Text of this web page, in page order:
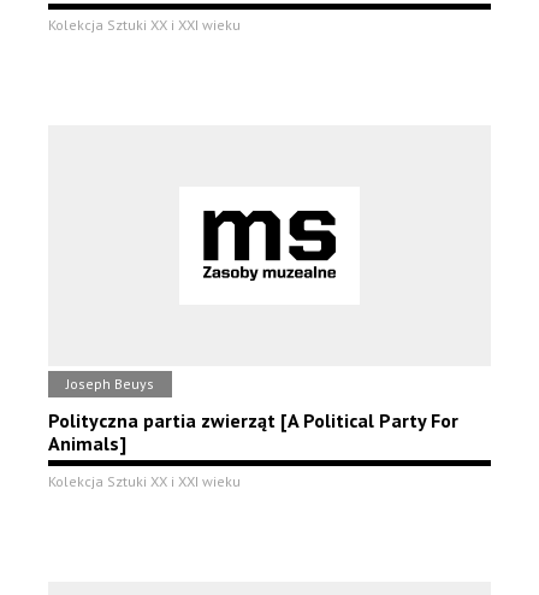
Kolekcja Sztuki XX i XXI wieku
Joseph Beuys
Polityczna partia zwierząt [A Political Party For
Animals]
Kolekcja Sztuki XX i XXI wieku